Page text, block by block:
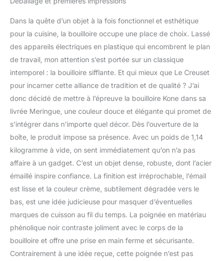
Idéal pour les cuisinières
à induction Son agréable
complète de l'eau,
Convient à tout style de
décoration intérieure,
garantie 5 ans Un
remplissage et une
utilisation en toute
sécurité, Lavage à la
main recommandé,
Nettoyage Simple grâce
couvercle et à la
construction en acier
émaillé intérieur et
extérieur Contenu : 1x Le
Pour Cuisinière avec
Sifflement, Capacité : 1,6
l, Matériau : Acier au
carbone émaillé des deux
x 20 x 24 cm, Poids :
1,13 kg, Couleur :
Dans la quête d’un objet à la fois fonctionnel et esthétique
pour la cuisine, la bouilloire occupe une place de choix. Lassé
des appareils électriques en plastique qui encombrent le plan
de travail, mon attention s’est portée sur un classique
intemporel : la bouilloire sifflante. Et qui mieux que Le Creuset
pour incarner cette alliance de tradition et de qualité ? J’ai
donc décidé de mettre à l’épreuve la bouilloire Kone dans sa
livrée Meringue, une couleur douce et élégante qui promet de
s’intégrer dans n’importe quel décor. Dès l’ouverture de la
boîte, le produit impose sa présence. Avec un poids de 1,14
kilogramme à vide, on sent immédiatement qu’on n’a pas
affaire à un gadget. C’est un objet dense, robuste, dont l’acier
émaillé inspire confiance. La finition est irréprochable, l’émail
est lisse et la couleur crème, subtilement dégradée vers le
bas, est une idée judicieuse pour masquer d’éventuelles
marques de cuisson au fil du temps. La poignée en matériau
phénolique noir contraste joliment avec le corps de la
bouilloire et offre une prise en main ferme et sécurisante.
Contrairement à une idée reçue, cette poignée n’est pas